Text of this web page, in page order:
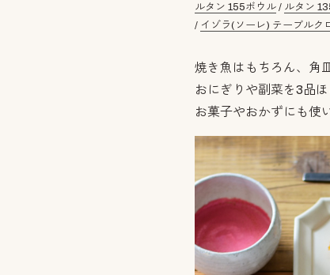
ルタン 155ボウル / ルタン
/ イゾラ(ソーレ) テーブルク
焼き魚はもちろん、角
おにぎりや副菜を3品
お菓子やおかずにも使